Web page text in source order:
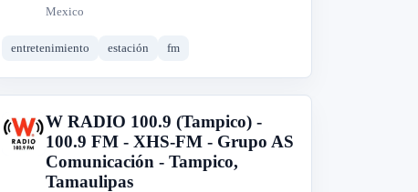
Mexico
entretenimiento estación fm
W
W RADIO 100.9 (Tampico) -
100.9 FM - XHS-FM - Grupo AS
Comunicación - Tampico,
Tamaulipas